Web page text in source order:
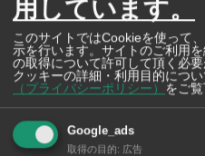
ランプ交換モ
ジュール
あり
「Care222」の製品
用しています。
このサイトではCookieを使って
示を行います。サイトのご利用
の取得について許可して頂く必要
クッキーの詳細・利用目的につ
（プライバシーポリシー）
をご覧
Google_ads
取得の目的: 広告